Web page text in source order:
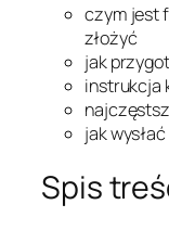
czym jest
złożyć
jak
instrukcja
jak
Spis